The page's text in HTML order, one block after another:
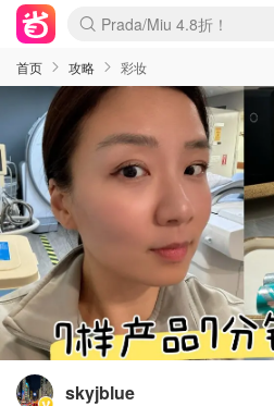
麦卢卡蜂蜜夏促！个位数！
Prada/Miu 4.8折！
啥？必胜客披萨5折！
首页 攻略 彩妆
skyjblue